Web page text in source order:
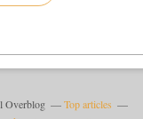
Overblog
Top articles